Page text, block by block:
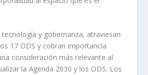
y gobernanza, atraviesan
17 ODS y cobran importancia
consideración más relevante al
la Agenda 2030 y los ODS. Los